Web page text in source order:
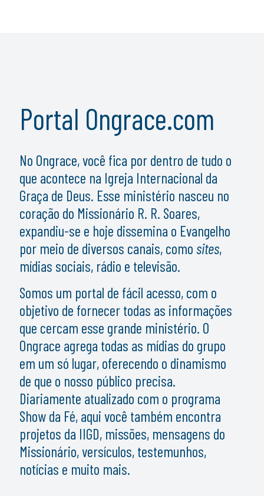
Portal Ongrace.com
No Ongrace, você fica por dentro de tudo o
que acontece na Igreja Internacional da
Graça de Deus. Esse ministério nasceu no
coração do Missionário R. R. Soares,
expandiu-se e hoje dissemina o Evangelho
por meio de diversos canais, como sites,
mídias sociais, rádio e televisão.
Somos um portal de fácil acesso, com o
objetivo de fornecer todas as informações
que cercam esse grande ministério. O
Ongrace agrega todas as mídias do grupo
em um só lugar, oferecendo o dinamismo
de que o nosso público precisa.
Diariamente atualizado com o programa
Show da Fé, aqui você também encontra
projetos da IIGD, missões, mensagens do
Missionário, versículos, testemunhos,
notícias e muito mais.